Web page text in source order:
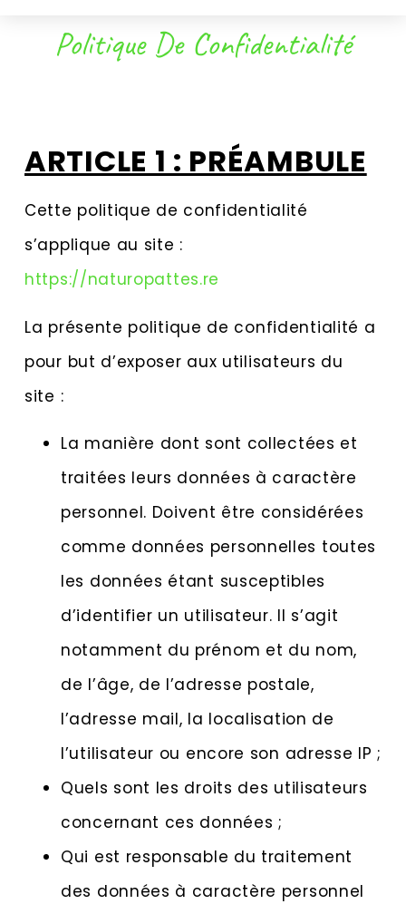
Politique De Confidentialité
ARTICLE 1 : PRÉAMBULE
Cette politique de confidentialité
s’applique au site :
https://naturopattes.re
La présente politique de confidentialité a
pour but d’exposer aux utilisateurs du
site :
La manière dont sont collectées et
traitées leurs données à caractère
personnel. Doivent être considérées
comme données personnelles toutes
les données étant susceptibles
d’identifier un utilisateur. Il s’agit
notamment du prénom et du nom,
de l’âge, de l’adresse postale,
l’adresse mail, la localisation de
l’utilisateur ou encore son adresse IP ;
Quels sont les droits des utilisateurs
concernant ces données ;
Qui est responsable du traitement
des données à caractère personnel